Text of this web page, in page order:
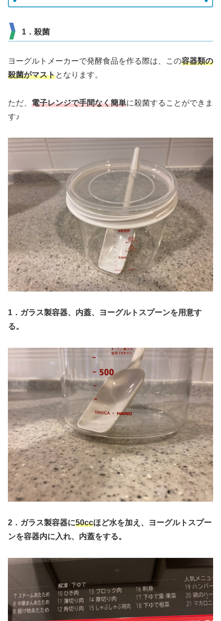
1．殺菌
ヨーグルトメーカーで発酵食品を作る際は、この容器類の
殺菌がマストとなります。
ただ、 電子レンジで手間なく簡単に殺菌することができま
す♪
1．ガラス製容器、内蓋、ヨーグルトスプーンを用意す
る。
2．ガラス製容器に50ccほど水を加え、ヨーグルトスプー
ンを容器内に入れ、内蓋をする。